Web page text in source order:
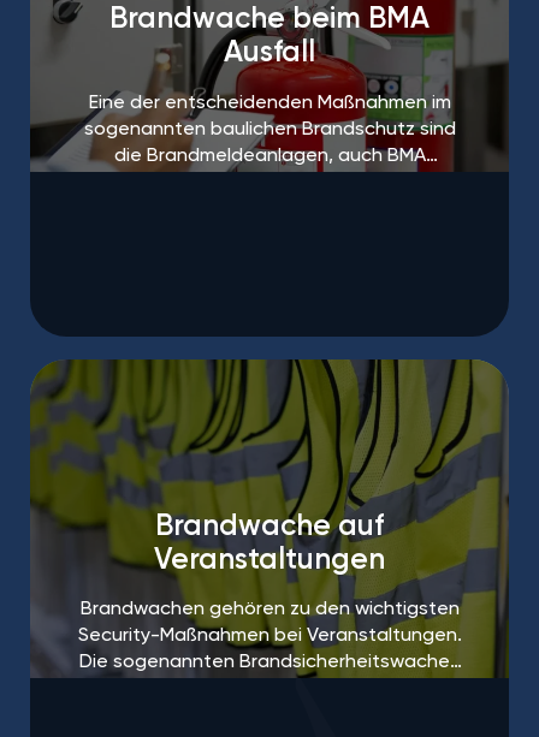
Brandwache beim BMA
Ausfall
Eine der entscheidenden Maßnahmen im
sogenannten baulichen Brandschutz sind
die Brandmeldeanlagen, auch BMA
Brandwache auf
Veranstaltungen
Brandwachen gehören zu den wichtigsten
Security-Maßnahmen bei Veranstaltungen.
Die sogenannten Brandsicherheitswachen